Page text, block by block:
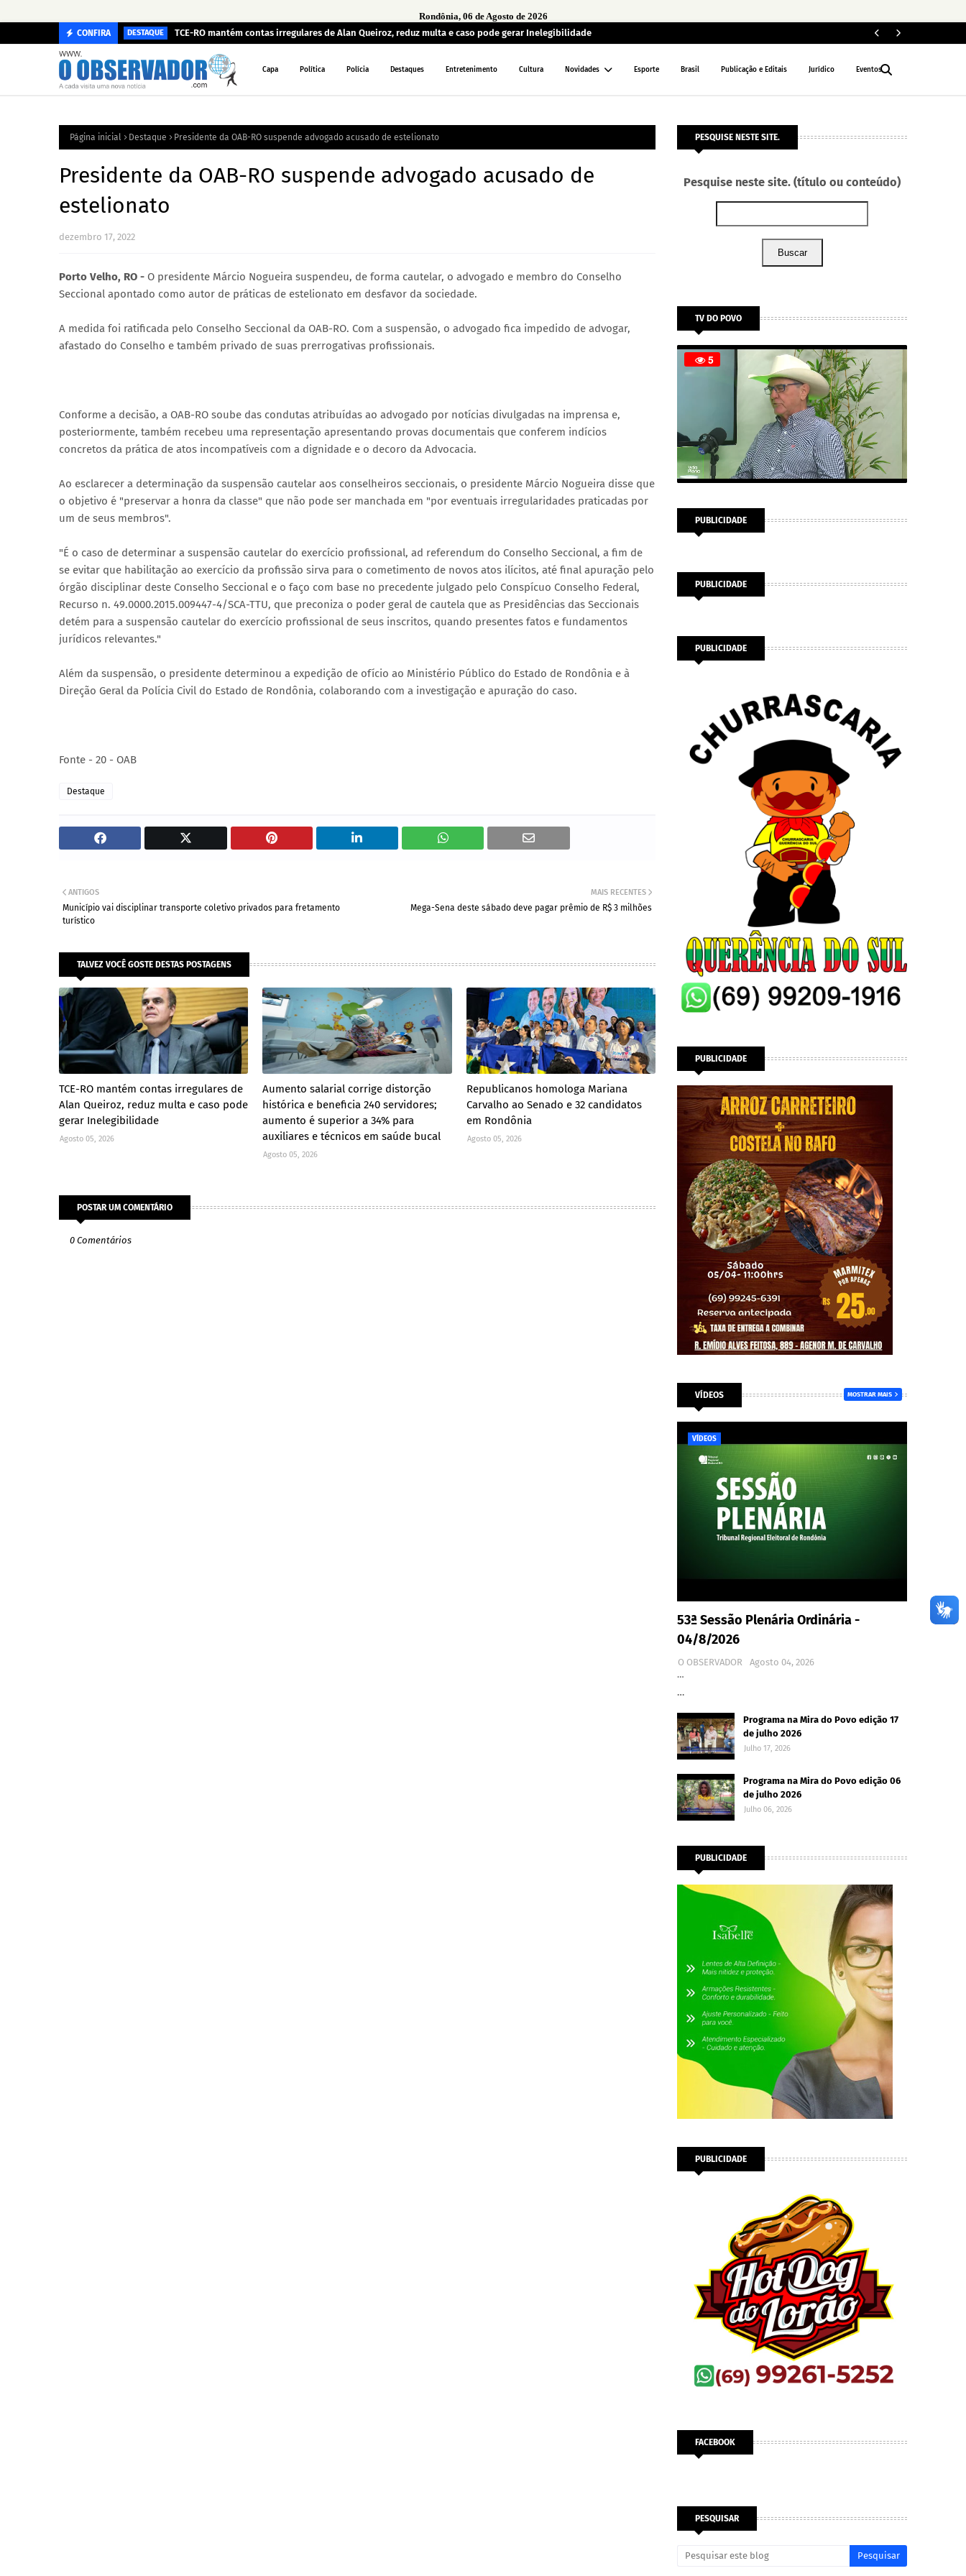
Rondônia, 06 de Agosto de 2026
CONFIRA DESTAQUE TCE-RO mantém contas irregulares de Alan Queiroz, reduz multa e caso pode gerar Inelegibilidade
Capa Política Polícia Destaques Entretenimento Cultura Novidades Esporte Brasil Publicação e Editais Jurídico Eventos
Página inicial Destaque Presidente da OAB-RO suspende advogado acusado de estelionato
Presidente da OAB-RO suspende advogado acusado de
estelionato
dezembro 17, 2022
Porto Velho, RO - O presidente Márcio Nogueira suspendeu, de forma cautelar, o advogado e membro do Conselho
Seccional apontado como autor de práticas de estelionato em desfavor da sociedade.
A medida foi ratificada pelo Conselho Seccional da OAB-RO. Com a suspensão, o advogado fica impedido de advogar,
afastado do Conselho e também privado de suas prerrogativas profissionais.
Conforme a decisão, a OAB-RO soube das condutas atribuídas ao advogado por notícias divulgadas na imprensa e,
posteriormente, também recebeu uma representação apresentando provas documentais que conferem indícios
concretos da prática de atos incompatíveis com a dignidade e o decoro da Advocacia.
Ao esclarecer a determinação da suspensão cautelar aos conselheiros seccionais, o presidente Márcio Nogueira disse que
o objetivo é "preservar a honra da classe" que não pode ser manchada em "por eventuais irregularidades praticadas por
um de seus membros".
"É o caso de determinar a suspensão cautelar do exercício profissional, ad referendum do Conselho Seccional, a fim de
se evitar que habilitação ao exercício da profissão sirva para o cometimento de novos atos ilícitos, até final apuração pelo
órgão disciplinar deste Conselho Seccional e o faço com base no precedente julgado pelo Conspícuo Conselho Federal,
Recurso n. 49.0000.2015.009447-4/SCA-TTU, que preconiza o poder geral de cautela que as Presidências das Seccionais
detém para a suspensão cautelar do exercício profissional de seus inscritos, quando presentes fatos e fundamentos
jurídicos relevantes."
Além da suspensão, o presidente determinou a expedição de ofício ao Ministério Público do Estado de Rondônia e à
Direção Geral da Polícia Civil do Estado de Rondônia, colaborando com a investigação e apuração do caso.
Fonte - 20 - OAB
Destaque
MAIS RECENTES
Mega-Sena deste sábado deve pagar prêmio de R$ 3 milhões
ANTIGOS
Município vai disciplinar transporte coletivo privados para fretamento
turístico
TALVEZ VOCÊ GOSTE DESTAS POSTAGENS
TCE-RO mantém contas irregulares de
Alan Queiroz, reduz multa e caso pode
gerar Inelegibilidade
Agosto 05, 2026
Aumento salarial corrige distorção
histórica e beneficia 240 servidores;
aumento é superior a 34% para
auxiliares e técnicos em saúde bucal
Agosto 05, 2026
Republicanos homologa Mariana
Carvalho ao Senado e 32 candidatos
em Rondônia
Agosto 05, 2026
POSTAR UM COMENTÁRIO
0 Comentários
PESQUISE NESTE SITE.
Pesquise neste site. (título ou conteúdo)
Buscar
TV DO POVO
PUBLICIDADE
PUBLICIDADE
PUBLICIDADE
PUBLICIDADE
VÍDEOS MOSTRAR MAIS
VÍDEOS
53ª Sessão Plenária Ordinária -
04/8/2026
O OBSERVADOR
Agosto 04, 2026
…
…
Programa na Mira do Povo edição 17
de julho 2026
Julho 17, 2026
Programa na Mira do Povo edição 06
de julho 2026
Julho 06, 2026
PUBLICIDADE
PUBLICIDADE
FACEBOOK
PESQUISAR